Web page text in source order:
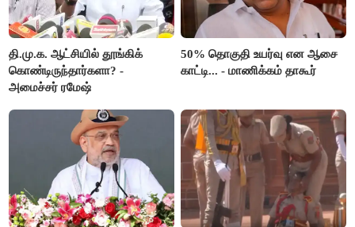
தி.மு.க. ஆட்சியில் தூங்கிக்
கொண்டிருந்தார்களா? -
அமைச்சர் ரமேஷ்
50% தொகுதி உயர்வு என ஆசை
காட்டி... - மாணிக்கம் தாகூர்